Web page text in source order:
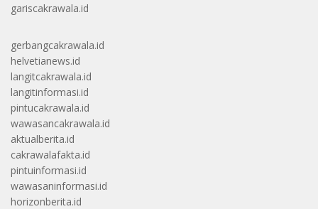
gariscakrawala.id
gerbangcakrawala.id
helvetianews.id
langitcakrawala.id
langitinformasi.id
pintucakrawala.id
wawasancakrawala.id
aktualberita.id
cakrawalafakta.id
pintuinformasi.id
wawasaninformasi.id
horizonberita.id